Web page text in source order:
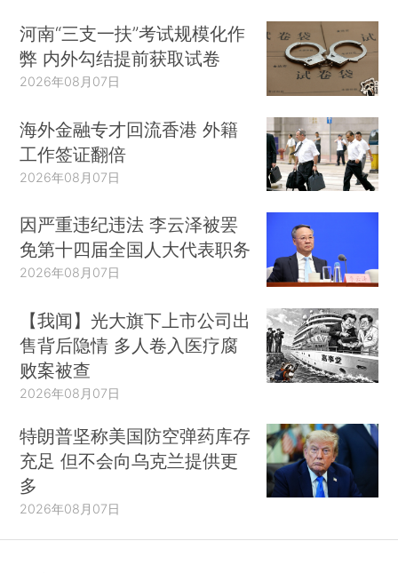
河南“三支一扶”考试规模化作
弊 内外勾结提前获取试卷
2026年08月07日
海外金融专才回流香港 外籍
工作签证翻倍
2026年08月07日
因严重违纪违法 李云泽被罢
免第十四届全国人大代表职务
2026年08月07日
【我闻】光大旗下上市公司出
售背后隐情 多人卷入医疗腐
败案被查
2026年08月07日
特朗普坚称美国防空弹药库存
充足 但不会向乌克兰提供更
多
2026年08月07日